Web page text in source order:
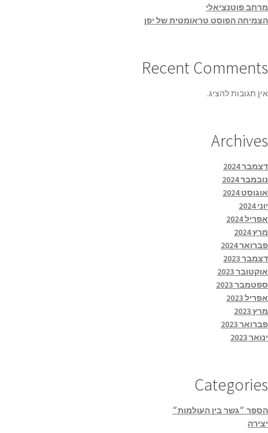
מרחב פוטנציאלי
הצמיחה הפוסט טראומטית של יפן
Recent Comments
אין תגובות להציג.
Archives
דצמבר 2024
נובמבר 2024
אוגוסט 2024
יוני 2024
אפריל 2024
מרץ 2024
פברואר 2024
דצמבר 2023
אוקטובר 2023
ספטמבר 2023
אפריל 2023
מרץ 2023
פברואר 2023
ינואר 2023
Categories
הספר ״גשר בין העולמות״
יצירה